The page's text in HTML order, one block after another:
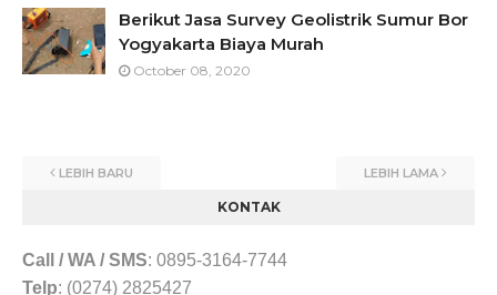
Berikut Jasa Survey Geolistrik Sumur Bor
Yogyakarta Biaya Murah
October 08, 2020
LEBIH BARU LEBIH LAMA
KONTAK
Call / WA / SMS: 0895-3164-7744
Telp: (0274) 2825427